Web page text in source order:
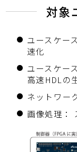
対象
ユースケー
速化
ユースケー
高速HDLの
ネットワー
画像処理：